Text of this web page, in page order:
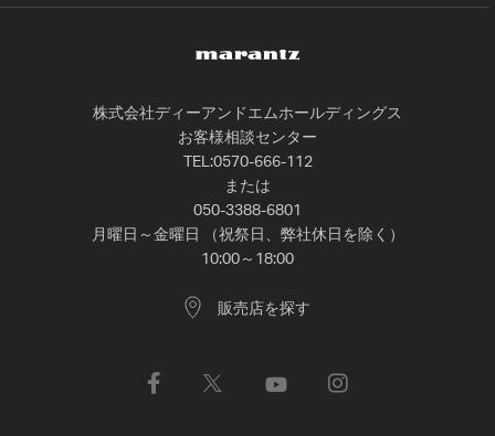
株式会社ディーアンドエムホールディングス
お客様相談センター
TEL:0570-666-112
または
050-3388-6801
月曜日～金曜日 （祝祭日、弊社休日を除く）
10:00～18:00
販売店を探す